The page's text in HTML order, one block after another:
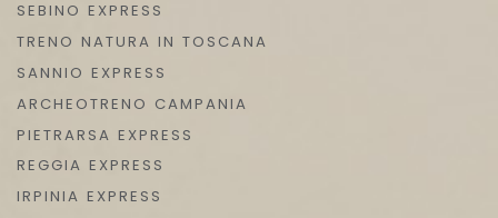
SEBINO EXPRESS
TRENO NATURA IN TOSCANA
SANNIO EXPRESS
ARCHEOTRENO CAMPANIA
PIETRARSA EXPRESS
REGGIA EXPRESS
IRPINIA EXPRESS